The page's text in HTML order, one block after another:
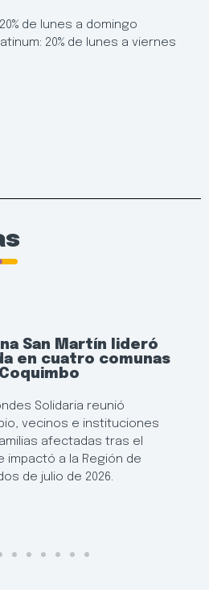
de lunes a domingo
20% de lunes a viernes
San Martín lideró
en cuatro comunas
Solidaria reunió
vecinos e instituciones
afectadas tras el
impactó a la Región de
de julio de 2026.